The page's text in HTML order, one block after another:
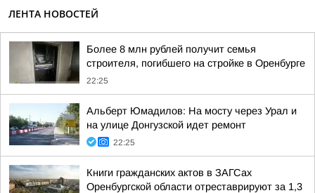
ЛЕНТА НОВОСТЕЙ
Более 8 млн рублей получит семья
строителя, погибшего на стройке в Оренбурге
22:25
Альберт Юмадилов: На мосту через Урал и
на улице Донгузской идет ремонт
22:25
Книги гражданских актов в ЗАГСах
Оренбургской области отреставрируют за 1,3